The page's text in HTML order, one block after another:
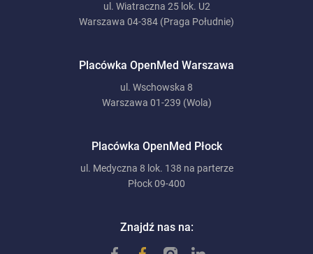
ul. Wiatraczna 25 lok. U2
Warszawa 04-384 (Praga Południe)
Placówka OpenMed Warszawa
ul. Wschowska 8
Warszawa 01-239 (Wola)
Placówka OpenMed Płock
ul. Medyczna 8 lok. 138 na parterze
Płock 09-400
Znajdź nas na: